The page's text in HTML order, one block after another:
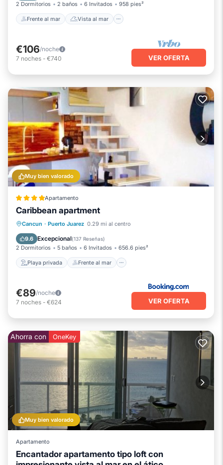
2 Dormitorios 2 baños 6 Invitados 958 pies²
Frente al mar Vista al mar
€106/noche
7 noches - €740 VER OFERTA
Muy bien valorado
Apartamento
Caribbean apartment
Cancun · Puerto Juarez 0.29 mi al centro
9.6 Excepcional(137 Reseñas)
2 Dormitorios 5 baños 6 Invitados 656.6 pies²
Playa privada Frente al mar
Playa privada Frente al mar
Piscina
€89/noche
7 noches - €624 VER OFERTA
Muy bien valorado
Ahorra con OneKey
Apartamento
Encantador apartamento tipo loft con